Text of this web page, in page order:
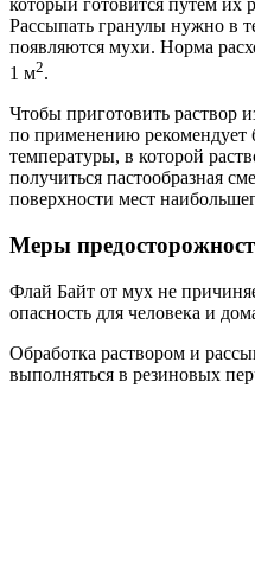
который готовится путем их
Рассыпать гранулы нужно в
появляются мухи. Норма
1 м2.
Чтобы приготовить раствор
по применению рекомендует
температуры, в которой
получиться пастообразная
поверхности мест
Меры
Флай Байт от мух не
опасность для человека и
Обработка раствором и
выполняться в резиновых